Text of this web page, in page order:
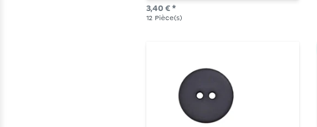
3,40 € *
12 Pièce(s)